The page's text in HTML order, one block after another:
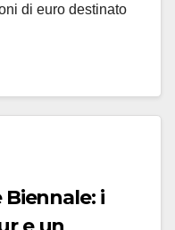
di euro destinato
Biennale: i